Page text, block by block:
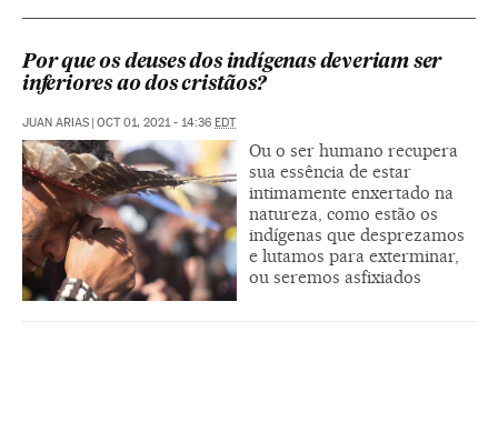
Por que os deuses dos indígenas deveriam ser
inferiores ao dos cristãos?
JUAN ARIAS OCT 01, 2021 - 14:36 EDT
Ou o ser humano recupera
sua essência de estar
intimamente enxertado na
natureza, como estão os
indígenas que desprezamos
e lutamos para exterminar,
ou seremos asfixiados